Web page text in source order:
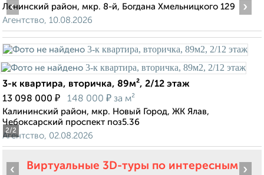
Ленинский район, мкр. 8-й, Богдана Хмельницкого 129
Агентство, 10.08.2026
2/2
‹ ›
3-к квартира, вторичка, 89м², 2/12 этаж
13 098 000 ₽ 148 000 ₽ за м²
Калининский район, мкр. Новый Город, ЖК Ялав,
Чебоксарский проспект поз5.36
Агентство, 02.08.2026
Виртуальные 3D-туры по интересным
‹ ›